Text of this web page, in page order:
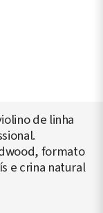
de linha
formato
e crina natural